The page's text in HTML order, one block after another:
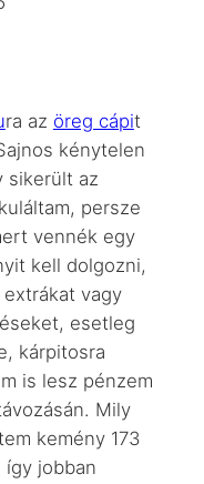
ra az öreg cápit
kénytelen
sikerült az
persze
vennék egy
kell dolgozni,
vagy
esetleg
kárpitosra
is lesz pénzem
Mily
kemény 173
jobban